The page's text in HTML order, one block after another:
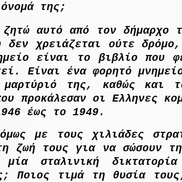
της;
αυτό από τον δήµαρχο
δεν χρειάζεται ούτε
είναι το βιβλίο που
Είναι ένα φορητό
της, καθώς και
προκάλεσαν οι Ελληνες
έως το 1949.
µε τους χιλιάδες
ζωή τους για να σώσουν
σταλινική
Ποιος τιµά τη θυσία